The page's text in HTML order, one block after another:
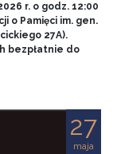
r. o godz. 12:00
o Pamięci im. gen.
27A).
bezpłatnie do
27
maja